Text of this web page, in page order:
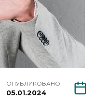
ОПУБЛИКОВАНО
05.01.2024